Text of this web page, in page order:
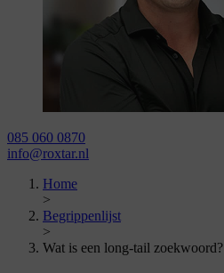
085 060 0870
info@roxtar.nl
Home
>
Begrippenlijst
>
Wat is een long-tail zoekwoord?